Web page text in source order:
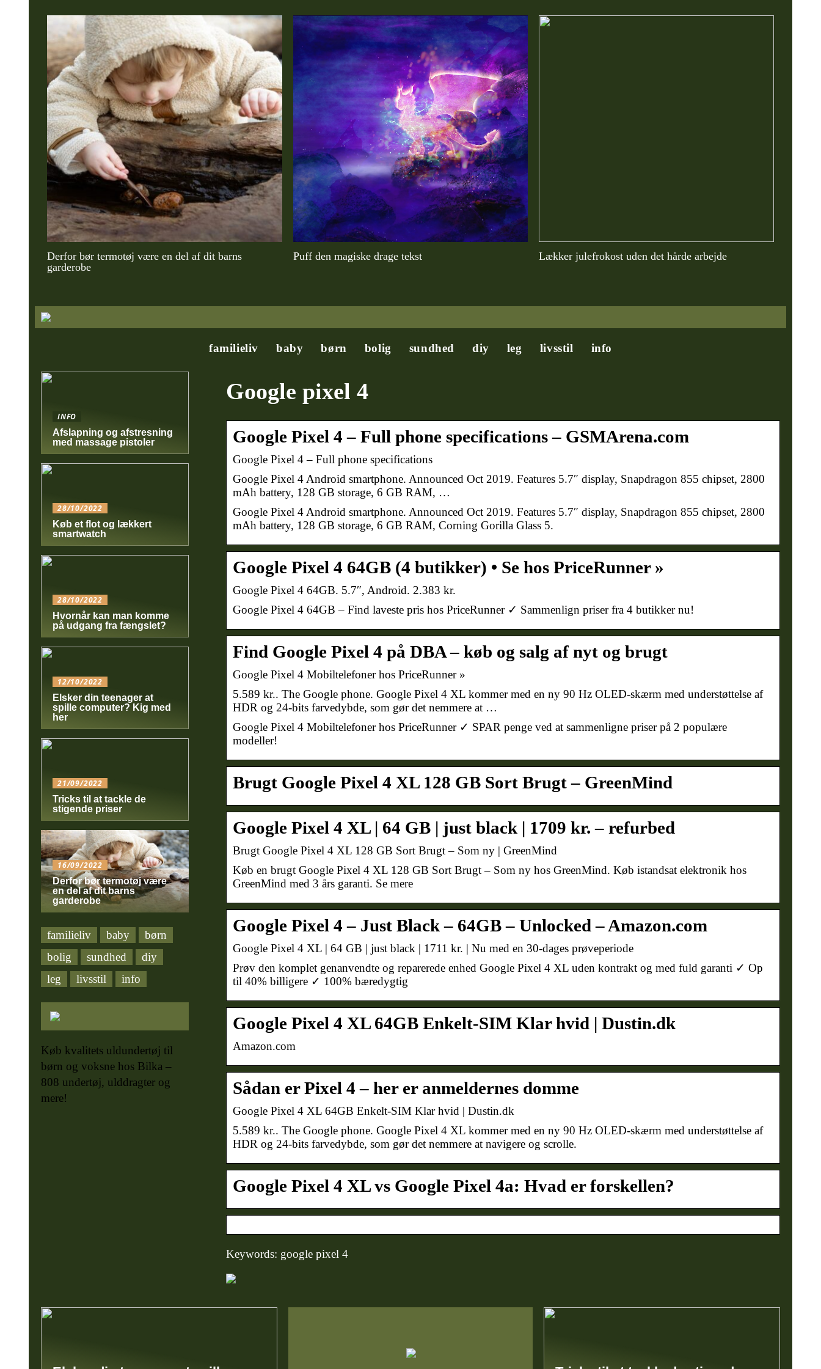
Derfor bør termotøj være en del af dit barns
garderobe
Puff den magiske drage tekst Lækker julefrokost uden det hårde arbejde
familieliv baby børn bolig sundhed diy leg livsstil info
Google pixel 4
Google Pixel 4 – Full phone specifications – GSMArena.com
Google Pixel 4 – Full phone specifications
Google Pixel 4 Android smartphone. Announced Oct 2019. Features 5.7″ display, Snapdragon 855 chipset, 2800
mAh battery, 128 GB storage, 6 GB RAM, …
Google Pixel 4 Android smartphone. Announced Oct 2019. Features 5.7″ display, Snapdragon 855 chipset, 2800
mAh battery, 128 GB storage, 6 GB RAM, Corning Gorilla Glass 5.
Google Pixel 4 64GB (4 butikker) • Se hos PriceRunner »
Google Pixel 4 64GB. 5.7″, Android. 2.383 kr.
Google Pixel 4 64GB – Find laveste pris hos PriceRunner ✓ Sammenlign priser fra 4 butikker nu!
Find Google Pixel 4 på DBA – køb og salg af nyt og brugt
Google Pixel 4 Mobiltelefoner hos PriceRunner »
5.589 kr.. The Google phone. Google Pixel 4 XL kommer med en ny 90 Hz OLED-skærm med understøttelse af
HDR og 24-bits farvedybde, som gør det nemmere at …
Google Pixel 4 Mobiltelefoner hos PriceRunner ✓ SPAR penge ved at sammenligne priser på 2 populære
modeller!
Brugt Google Pixel 4 XL 128 GB Sort Brugt – GreenMind
Google Pixel 4 XL | 64 GB | just black | 1709 kr. – refurbed
Brugt Google Pixel 4 XL 128 GB Sort Brugt – Som ny | GreenMind
Køb en brugt Google Pixel 4 XL 128 GB Sort Brugt – Som ny hos GreenMind. Køb istandsat elektronik hos
GreenMind med 3 års garanti. Se mere
Google Pixel 4 – Just Black – 64GB – Unlocked – Amazon.com
Google Pixel 4 XL | 64 GB | just black | 1711 kr. | Nu med en 30-dages prøveperiode
Prøv den komplet genanvendte og reparerede enhed Google Pixel 4 XL uden kontrakt og med fuld garanti ✓ Op
til 40% billigere ✓ 100% bæredygtig
Google Pixel 4 XL 64GB Enkelt-SIM Klar hvid | Dustin.dk
Amazon.com
Sådan er Pixel 4 – her er anmeldernes domme
Google Pixel 4 XL 64GB Enkelt-SIM Klar hvid | Dustin.dk
5.589 kr.. The Google phone. Google Pixel 4 XL kommer med en ny 90 Hz OLED-skærm med understøttelse af
HDR og 24-bits farvedybde, som gør det nemmere at navigere og scrolle.
Google Pixel 4 XL vs Google Pixel 4a: Hvad er forskellen?
Keywords: google pixel 4
INFO
Afslapning og afstresning
med massage pistoler
28/10/2022
Køb et flot og lækkert
smartwatch
28/10/2022
Hvornår kan man komme
på udgang fra fængslet?
12/10/2022
Elsker din teenager at
spille computer? Kig med
her
21/09/2022
Tricks til at tackle de
stigende priser
16/09/2022
Derfor bør termotøj være
en del af dit barns
garderobe
familieliv baby
børn
bolig
sundhed
diy
leg
livsstil info
Køb kvalitets uldundertøj til
børn og voksne hos Bilka –
808 undertøj, ulddragter og
mere!